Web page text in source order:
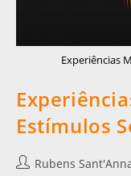
Experiências
Estímulos
Rubens